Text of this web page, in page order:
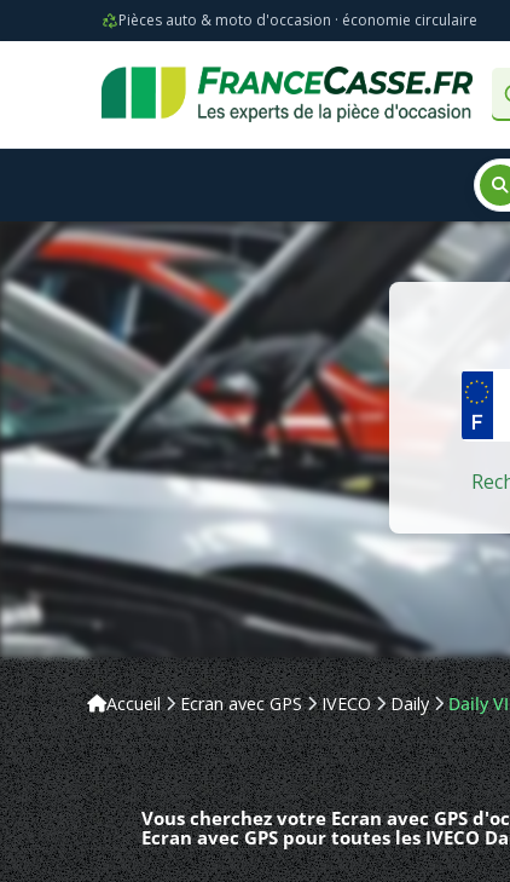
Pièces auto & moto d'occasion · économie circulaire
Accueil Ecran avec GPS IVECO Daily Daily
Vous cherchez votre Ecran avec GPS
Ecran avec GPS pour toutes les IVECO